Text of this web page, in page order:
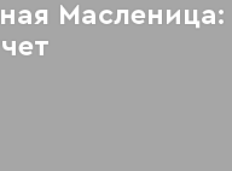
Масленица: